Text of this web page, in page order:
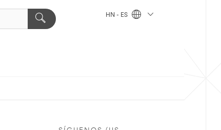
HN - ES